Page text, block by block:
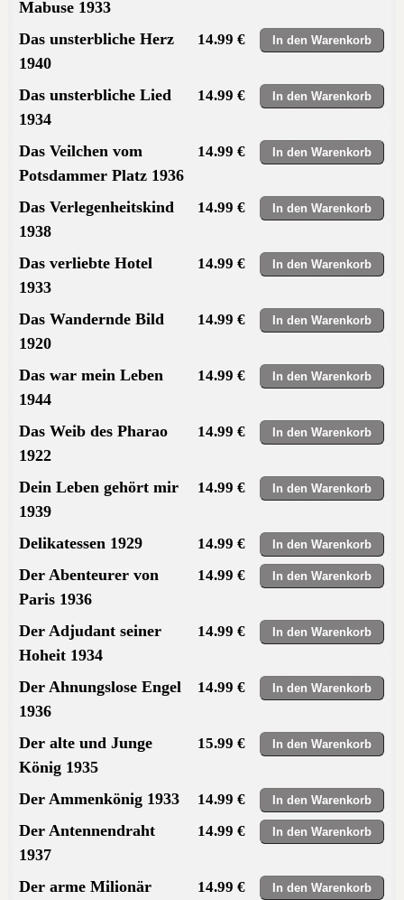
Mabuse 1933
Das unsterbliche Herz
1940
14.99 €
Das unsterbliche Lied
1934
14.99 €
Das Veilchen vom
Potsdammer Platz 1936
14.99 €
Das Verlegenheitskind
1938
14.99 €
Das verliebte Hotel
1933
14.99 €
Das Wandernde Bild
1920
14.99 €
Das war mein Leben
1944
14.99 €
Das Weib des Pharao
1922
14.99 €
Dein Leben gehört mir
1939
14.99 €
Delikatessen 1929 14.99 €
Der Abenteurer von
Paris 1936
14.99 €
Der Adjudant seiner
Hoheit 1934
14.99 €
Der Ahnungslose Engel
1936
14.99 €
Der alte und Junge
König 1935
15.99 €
Der Ammenkönig 1933 14.99 €
Der Antennendraht
1937
14.99 €
Der arme Milionär
14.99 €